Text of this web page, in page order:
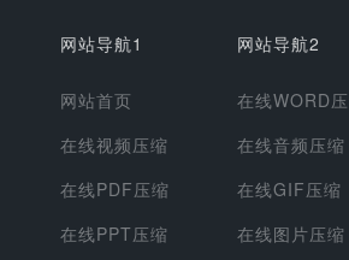
网站导航1
网站首页
在线视频压缩
在线PDF压缩
在线PPT压缩
网站导航2
在线WORD
在线音频压缩
在线GIF压缩
在线图片压缩